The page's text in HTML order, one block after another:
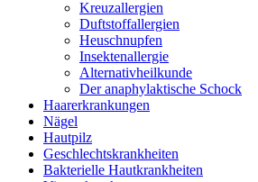
Kreuzallergien
Duftstoffallergien
Heuschnupfen
Insektenallergie
Alternativheilkunde
Der anaphylaktische Schock
Haarerkrankungen
Nägel
Hautpilz
Geschlechtskrankheiten
Bakterielle Hautkrankheiten